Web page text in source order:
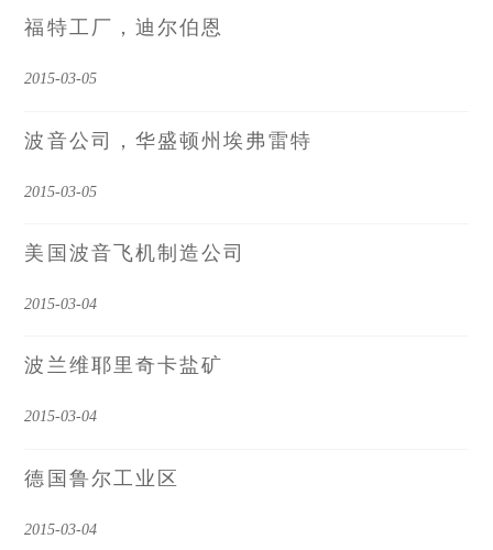
福特工厂，迪尔伯恩
2015-03-05
波音公司，华盛顿州埃弗雷特
2015-03-05
美国波音飞机制造公司
2015-03-04
波兰维耶里奇卡盐矿
2015-03-04
德国鲁尔工业区
2015-03-04